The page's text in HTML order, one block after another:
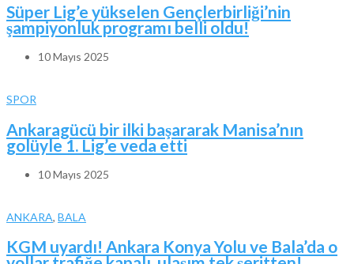
Süper Lig’e yükselen Gençlerbirliği’nin
şampiyonluk programı belli oldu!
10 Mayıs 2025
SPOR
Ankaragücü bir ilki başararak Manisa’nın
golüyle 1. Lig’e veda etti
10 Mayıs 2025
ANKARA, BALA
KGM uyardı! Ankara Konya Yolu ve Bala’da o